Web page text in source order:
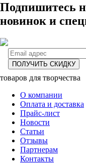
Подпишитесь
новинок и
ПОЛУЧИТЬ СКИДКУ
товаров для творчества
О компании
Оплата и доставка
Прайс-лист
Новости
Статьи
Отзывы
Партнерам
Контакты